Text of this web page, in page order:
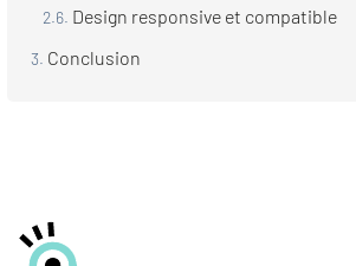
Design responsive et compatible
Conclusion